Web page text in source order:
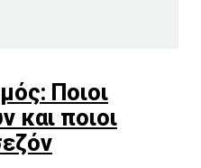
Ποιοι
και ποιοι